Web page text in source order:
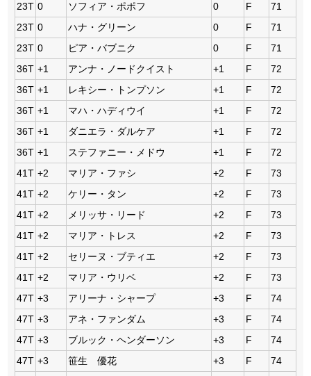
23T 0 ソフィア・ポポフ 0 F
71
23T 0 ハナ・グリーン 0 F
71
23T 0 ピア・バブニク 0 F
71
36T +1 アンナ・ノードクイスト +1 F
72
36T +1 レキシー・トンプソン +1 F
72
36T +1 マハ・ハディウイ +1 F
72
36T +1 ダニエラ・ダルケア +1 F
72
36T +1 ステファニー・メドウ +1 F
72
41T +2 マリア・ファシ +2 F
73
41T +2 ケリー・タン +2 F
73
41T +2 メリッサ・リード +2 F
73
41T +2 マリア・トレス +2 F
73
41T +2 セリーヌ・ブティエ +2 F
73
41T +2 マリア・ウリベ +2 F
73
47T +3 アリーナ・シャープ +3 F
74
47T +3 アネ・ファンダム +3 F
74
47T +3 ブルック・ヘンダーソン +3 F
74
47T +3 笹生 優花 +3 F
74